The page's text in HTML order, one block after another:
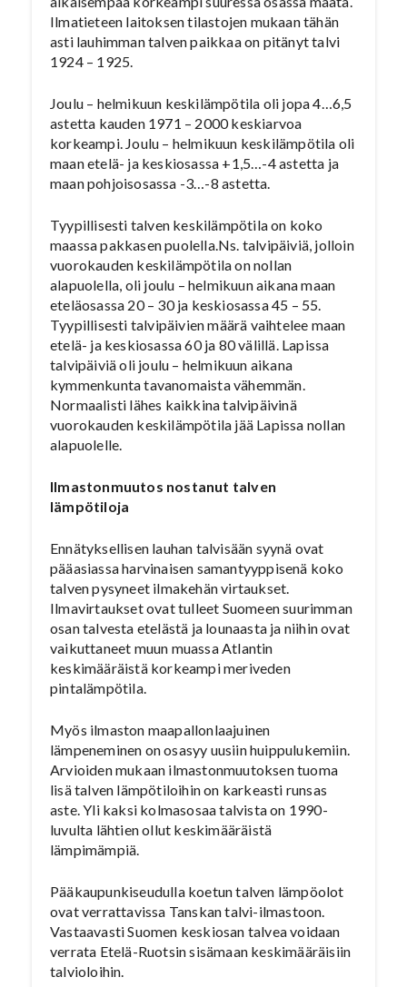
Ilmatieteen laitoksen tilastojen mukaan tähän
asti lauhimman talven paikkaa on pitänyt talvi
1924 – 1925.
Joulu – helmikuun keskilämpötila oli jopa 4…6,5
astetta kauden 1971 – 2000 keskiarvoa
korkeampi. Joulu – helmikuun keskilämpötila oli
maan etelä- ja keskiosassa +1,5…-4 astetta ja
maan pohjoisosassa -3…-8 astetta.
Tyypillisesti talven keskilämpötila on koko
maassa pakkasen puolella.Ns. talvipäiviä, jolloin
vuorokauden keskilämpötila on nollan
alapuolella, oli joulu – helmikuun aikana maan
eteläosassa 20 – 30 ja keskiosassa 45 – 55.
Tyypillisesti talvipäivien määrä vaihtelee maan
etelä- ja keskiosassa 60 ja 80 välillä. Lapissa
talvipäiviä oli joulu – helmikuun aikana
kymmenkunta tavanomaista vähemmän.
Normaalisti lähes kaikkina talvipäivinä
vuorokauden keskilämpötila jää Lapissa nollan
alapuolelle.
Ilmastonmuutos nostanut talven
lämpötiloja
Ennätyksellisen lauhan talvisään syynä ovat
pääasiassa harvinaisen samantyyppisenä koko
talven pysyneet ilmakehän virtaukset.
Ilmavirtaukset ovat tulleet Suomeen suurimman
osan talvesta etelästä ja lounaasta ja niihin ovat
vaikuttaneet muun muassa Atlantin
keskimääräistä korkeampi meriveden
pintalämpötila.
Myös ilmaston maapallonlaajuinen
lämpeneminen on osasyy uusiin huippulukemiin.
Arvioiden mukaan ilmastonmuutoksen tuoma
lisä talven lämpötiloihin on karkeasti runsas
aste. Yli kaksi kolmasosaa talvista on 1990-
luvulta lähtien ollut keskimääräistä
lämpimämpiä.
Pääkaupunkiseudulla koetun talven lämpöolot
ovat verrattavissa Tanskan talvi-ilmastoon.
Vastaavasti Suomen keskiosan talvea voidaan
verrata Etelä-Ruotsin sisämaan keskimääräisiin
talvioloihin.